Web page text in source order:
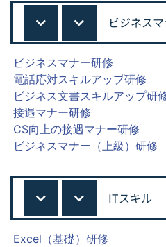
ビジネス
ビジネスマナー研修
電話応対スキルアップ研修
ビジネス文書スキルアップ研
接遇マナー研修
CS向上の接遇マナー研修
ビジネスマナー（上級）研修
ITスキル
Excel（基礎）研修